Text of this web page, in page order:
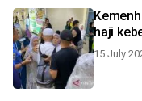
haji
15 July